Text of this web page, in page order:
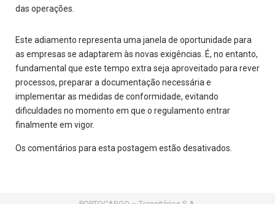
das operações.
Este adiamento representa uma janela de oportunidade para
as empresas se adaptarem às novas exigências. É, no entanto,
fundamental que este tempo extra seja aproveitado para rever
processos, preparar a documentação necessária e
implementar as medidas de conformidade, evitando
dificuldades no momento em que o regulamento entrar
finalmente em vigor.
Os comentários para esta postagem estão desativados.